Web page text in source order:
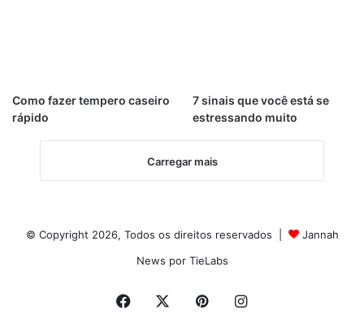
Como fazer tempero caseiro
rápido
7 sinais que você está se
estressando muito
Carregar mais
© Copyright 2026, Todos os direitos reservados |
Jannah
News por TieLabs
Facebook PinterestInstagram